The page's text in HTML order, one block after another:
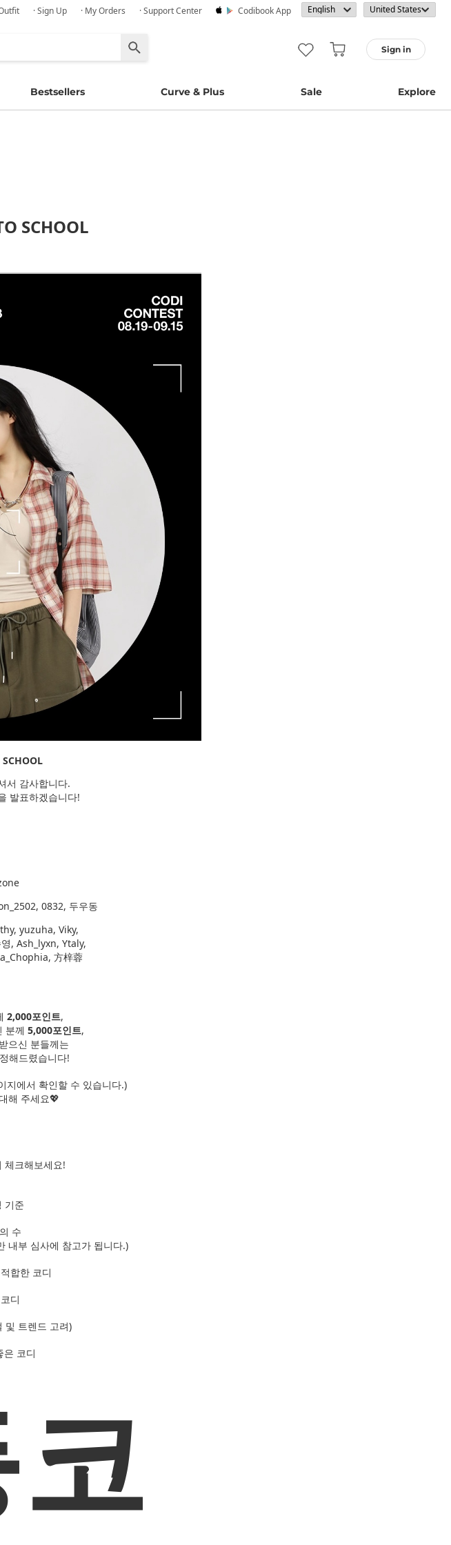
· Sign Up · My Orders · Support Center Codibook App
Sign in
Bestsellers Curve & Plus Sale Explore
SCHOOL
서 감사합니다.
발표하겠습니다!
0832, 두우동
yuzuha, Viky,
Ash_lyxn, Ytaly,
方梓蓉
2,000포인트,
분께 5,000포인트,
으신 분들께는
해드렸습니다!
지에서 확인할 수 있습니다.)
해 주세요💖
체크해보세요!
기준
수
내부 심사에 참고가 됩니다.)
합한 코디
디
및 트렌드 고려)
은 코디